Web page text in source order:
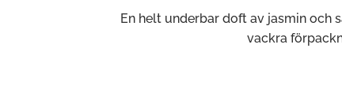
En helt underbar doft av jasmin och
vackra